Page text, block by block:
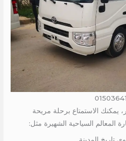
يمكنك الاستمتاع برحلة مريحة
المعالم السياحية الشهيرة مثل: